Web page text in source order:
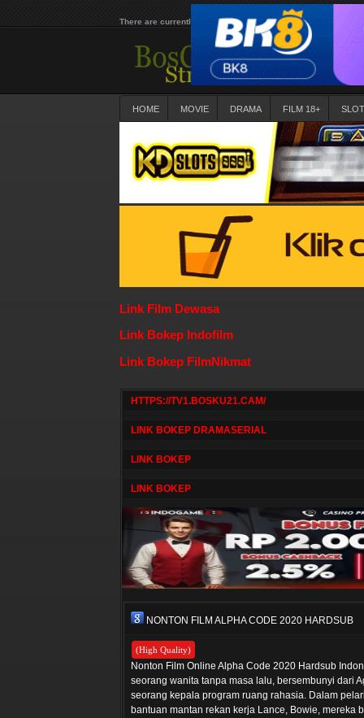
There are currently 25652 movies on our website
HOME MOVIE DRAMA FILM 18+
Link Film Dewasa
Link Bokep Indofilm
Link Bokep FilmNikmat
HTTPS://TV1.BOSKU21.CAM/
LINK BOKEP DRAMASERIAL
LINK BOKEP
LINK BOKEP
NONTON FILM ALPHA CODE 2020 HARDSUB
(High Quality)
Nonton Film Online Alpha Code 2020 Hardsub
seorang wanita tanpa masa lalu, bersembunyi dari
seorang kepala program ruang rahasia. Dalam
bantuan mantan rekan kerja Lance, Bowie, mereka